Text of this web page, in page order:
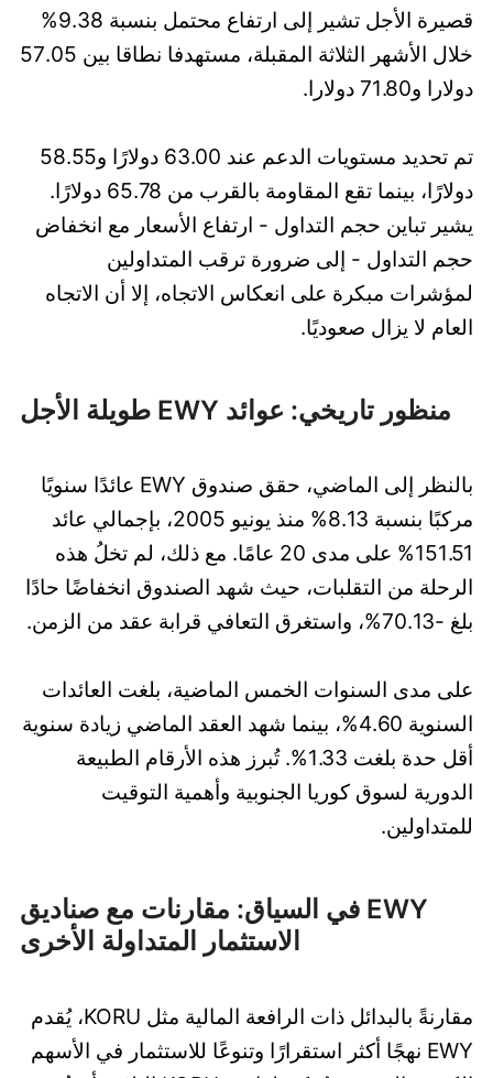
قصيرة الأجل تشير إلى ارتفاع محتمل بنسبة 9.38%
خلال الأشهر الثلاثة المقبلة، مستهدفا نطاقا بين 57.05
دولارا و71.80 دولارا.
تم تحديد مستويات الدعم عند 63.00 دولارًا و58.55
دولارًا، بينما تقع المقاومة بالقرب من 65.78 دولارًا.
يشير تباين حجم التداول - ارتفاع الأسعار مع انخفاض
حجم التداول - إلى ضرورة ترقب المتداولين
لمؤشرات مبكرة على انعكاس الاتجاه، إلا أن الاتجاه
العام لا يزال صعوديًا.
منظور تاريخي: عوائد EWY طويلة الأجل
بالنظر إلى الماضي، حقق صندوق EWY عائدًا سنويًا
مركبًا بنسبة 8.13% منذ يونيو 2005، بإجمالي عائد
151.51% على مدى 20 عامًا. مع ذلك، لم تخلُ هذه
الرحلة من التقلبات، حيث شهد الصندوق انخفاضًا حادًا
بلغ -70.13%، واستغرق التعافي قرابة عقد من الزمن.
على مدى السنوات الخمس الماضية، بلغت العائدات
السنوية 4.60%، بينما شهد العقد الماضي زيادة سنوية
أقل حدة بلغت 1.33%. تُبرز هذه الأرقام الطبيعة
الدورية لسوق كوريا الجنوبية وأهمية التوقيت
للمتداولين.
EWY في السياق: مقارنات مع صناديق
الاستثمار المتداولة الأخرى
مقارنةً بالبدائل ذات الرافعة المالية مثل KORU، يُقدم
EWY نهجًا أكثر استقرارًا وتنوعًا للاستثمار في الأسهم